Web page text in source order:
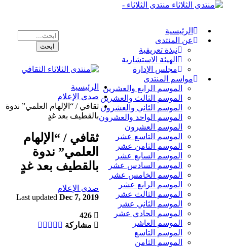
منتدى الثلاثاء -
الرئيسية
عن المنتدى
نبذة تعريفية
الهيئة الاستشارية
مجلس الإدارة
مواسم المنتدى
الموسم الرابع والعشرين
الموسم الثالث والعشرين
الموسم الثاني والعشرون
الموسم الواحد والعشرون
الموسم العشرون
الموسم التاسع عشر
الموسم الثامن عشر
الموسم السابع عشر
الموسم السادس عشر
الموسم الخامس عشر
الموسم الرابع عشر
الموسم الثالث عشر
الموسم الثاني عشر
الموسم الحادي عشر
الموسم العاشر
الموسم التاسع
الموسم الثامن
الرئيسية
صدى الإعلام
ثقافي / “الإلهام العلمي” ندوة
بالقطيف بعد غدٍ
ثقافي / “الإلهام
العلمي” ندوة
بالقطيف بعد غدٍ
صدى الإعلام
Last updated Dec 7, 2019
426
مشاركة